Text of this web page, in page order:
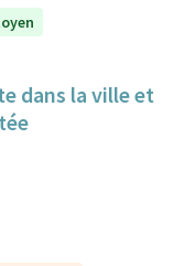
dans la ville et